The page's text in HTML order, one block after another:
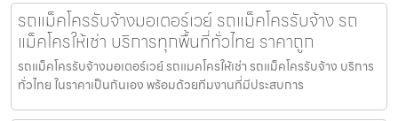
รถแม็คโครรับจ้างมอเตอร์เวย์ รถแม็คโครรับจ้าง รถ
แม็คโครให้เช่า บริการทุกพื้นที่ทั่วไทย ราคาถูก
รถแม็คโครรับจ้างมอเตอร์เวย์ รถแมคโครให้เช่า รถแม็คโครรับจ้าง บริการ
ทั่วไทย ในราคาเป็นกันเอง พร้อมด้วยทีมงานที่มีประสบการ